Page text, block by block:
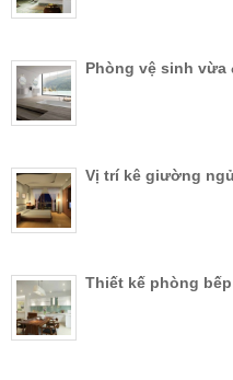
Phòng vệ sinh
Vị trí kê giường
Thiết kế phòng